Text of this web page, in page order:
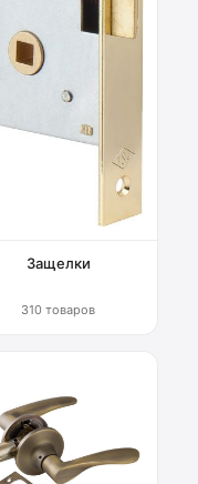
Защелки
310 товаров